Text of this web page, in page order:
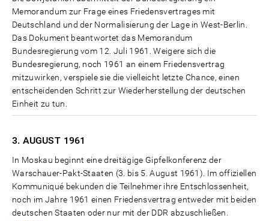
Memorandum zur Frage eines Friedensvertrages mit
Deutschland und der Normalisierung der Lage in West-Berlin.
Das Dokument beantwortet das Memorandum
Bundesregierung vom 12. Juli 1961. Weigere sich die
Bundesregierung, noch 1961 an einem Friedensvertrag
mitzuwirken, verspiele sie die vielleicht letzte Chance, einen
entscheidenden Schritt zur Wiederherstellung der deutschen
Einheit zu tun.
3. AUGUST 1961
In Moskau beginnt eine dreitägige Gipfelkonferenz der
Warschauer-Pakt-Staaten (3. bis 5. August 1961). Im offiziellen
Kommuniqué bekunden die Teilnehmer ihre Entschlossenheit,
noch im Jahre 1961 einen Friedensvertrag entweder mit beiden
deutschen Staaten oder nur mit der DDR abzuschließen.